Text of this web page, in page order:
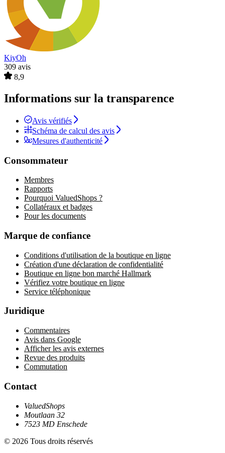
KiyOh
309 avis
8,9
Informations sur la transparence
Avis vérifiés
Schéma de calcul des avis
Mesures d'authenticité
Consommateur
Membres
Rapports
Pourquoi ValuedShops ?
Collatéraux et badges
Pour les documents
Marque de confiance
Conditions d'utilisation de la boutique en ligne
Création d'une déclaration de confidentialité
Boutique en ligne bon marché Hallmark
Vérifiez votre boutique en ligne
Service téléphonique
Juridique
Commentaires
Avis dans Google
Afficher les avis externes
Revue des produits
Commutation
Contact
ValuedShops
Moutlaan 32
7523 MD Enschede
© 2026 Tous droits réservés